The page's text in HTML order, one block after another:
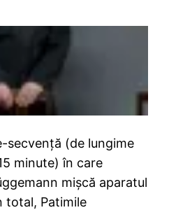
secvență (de lungime
minute) în care
mișcă aparatul
total, Patimile